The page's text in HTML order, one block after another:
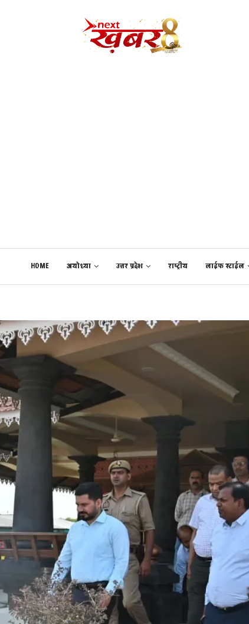
HOME अयोध्या उत्तर प्रदेश राष्ट्रीय लाईफ स्टाईल